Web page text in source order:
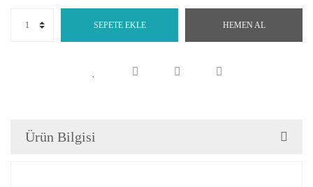
SEPETE EKLE HEMEN AL
Ürün Bilgisi